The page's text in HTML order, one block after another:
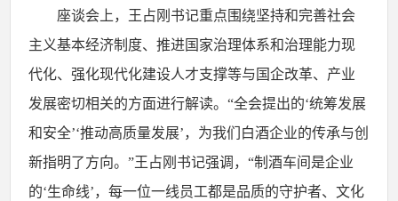
座谈会上，王占刚书记重点围绕坚持和完善社会
主义基本经济制度、推进国家治理体系和治理能力现
代化、强化现代化建设人才支撑等与国企改革、产业
发展密切相关的方面进行解读。“全会提出的‘统筹发展
和安全’‘推动高质量发展’，为我们白酒企业的传承与创
新指明了方向。”王占刚书记强调，“制酒车间是企业
的‘生命线’，每一位一线员工都是品质的守护者、文化